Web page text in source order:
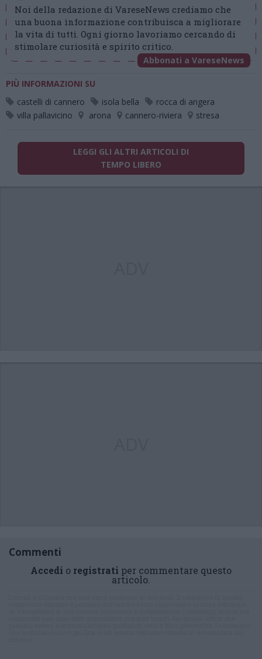
Noi della redazione di VareseNews crediamo che
una buona informazione contribuisca a migliorare
la vita di tutti. Ogni giorno lavoriamo cercando di
stimolare curiosità e spirito critico.
Abbonati a VareseNews
PIÙ INFORMAZIONI SU
castelli di cannero
isola bella
rocca di angera
villa pallavicino
arona cannero-riviera stresa
LEGGI GLI ALTRI ARTICOLI DI
TEMPO LIBERO
Commenti
Accedi o registrati per commentare questo
articolo.